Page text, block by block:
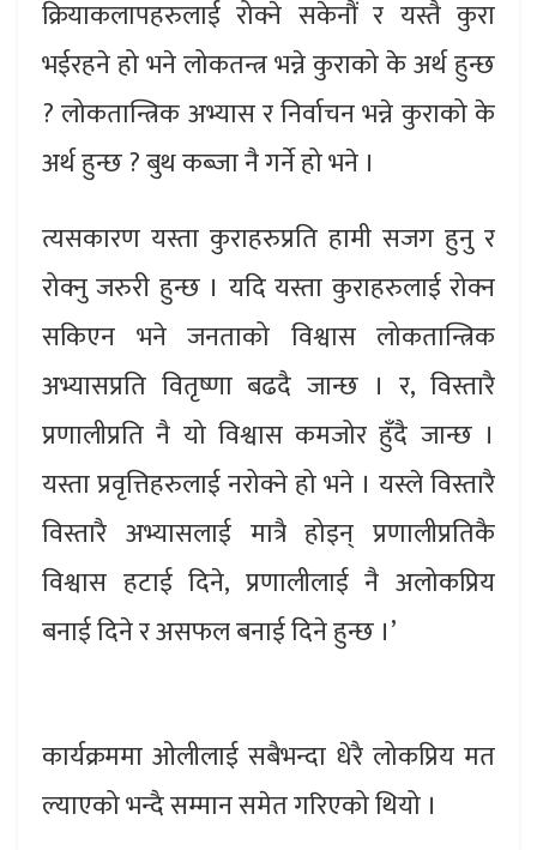
क्रियाकलापहरुलाई रोक्ने सकेनौं र यस्तै कुरा
भईरहने हो भने लोकतन्त्र भन्ने कुराको के अर्थ हुन्छ
? लोकतान्त्रिक अभ्यास र निर्वाचन भन्ने कुराको के
अर्थ हुन्छ ? बुथ कब्जा नै गर्ने हो भने ।
त्यसकारण यस्ता कुराहरुप्रति हामी सजग हुनु र
रोक्नु जरुरी हुन्छ । यदि यस्ता कुराहरुलाई रोक्न
सकिएन भने जनताको विश्वास लोकतान्त्रिक
अभ्यासप्रति वितृष्णा बढदै जान्छ । र, विस्तारै
प्रणालीप्रति नै यो विश्वास कमजोर हुँदै जान्छ ।
यस्ता प्रवृत्तिहरुलाई नरोक्ने हो भने । यस्ले विस्तारै
विस्तारै अभ्यासलाई मात्रै होइन् प्रणालीप्रतिकै
विश्वास हटाई दिने, प्रणालीलाई नै अलोकप्रिय
बनाई दिने र असफल बनाई दिने हुन्छ ।’
कार्यक्रममा ओलीलाई सबैभन्दा धेरै लोकप्रिय मत
ल्याएको भन्दै सम्मान समेत गरिएको थियो ।